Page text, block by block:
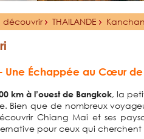
découvrir THAILANDE
Une Échappée au Cœur
km à l’ouest de Bangkok, la
Bien que de nombreux
Chiang Mai et ses
pour ceux qui